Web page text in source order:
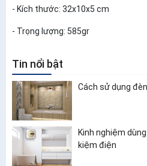
- Kích thước: 32x10x5 cm
- Trọng lượng: 585gr
Tin nổi bật
Cách sử dụng
Kinh nghiệm
kiệm điện